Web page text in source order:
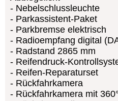
Nebelschlussleuchte
Parkassistent-Paket
Parkbremse elektrisch
Radioempfang digital
Radstand 2865 mm
Reifendruck-
Reifen-Reparaturset
Rückfahrkamera
Rückfahrkamera mit